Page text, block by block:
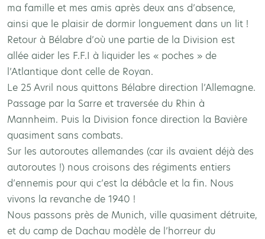
ma famille et mes amis après deux ans d’absence,
ainsi que le plaisir de dormir longuement dans un lit !
Retour à Bélabre d’où une partie de la Division est
allée aider les F.F.I à liquider les « poches » de
l’Atlantique dont celle de Royan.
Le 25 Avril nous quittons Bélabre direction l’Allemagne.
Passage par la Sarre et traversée du Rhin à
Mannheim. Puis la Division fonce direction la Bavière
quasiment sans combats.
Sur les autoroutes allemandes (car ils avaient déjà des
autoroutes !) nous croisons des régiments entiers
d’ennemis pour qui c’est la débâcle et la fin. Nous
vivons la revanche de 1940 !
Nous passons près de Munich, ville quasiment détruite,
et du camp de Dachau modèle de l’horreur du